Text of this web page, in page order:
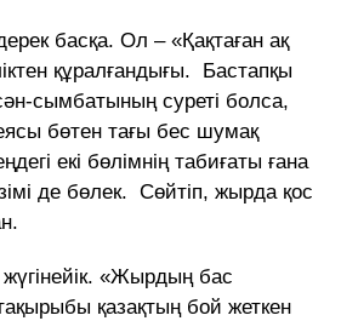
дерек басқа. Ол – «Қақтаған ақ
құралғандығы. Бастапқы
сымбатының суреті болса,
бөтен тағы бес шумақ
екі бөлімнің табиғаты ғана
де бөлек. Сөйтіп, жырда қос
«Жырдың бас
қазақтың бой жеткен